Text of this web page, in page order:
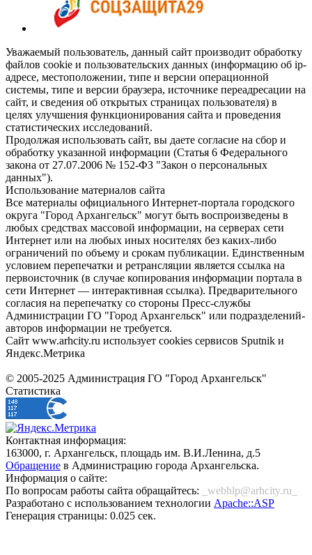
Уважаемый пользователь, данный сайт производит обработку
файлов cookie и пользовательских данных (информацию об ip-
адресе, местоположении, типе и версии операционной
системы, типе и версии браузера, источнике переадресации на
сайт, и сведения об открытых страницах пользователя) в
целях улучшения функционирования сайта и проведения
статистических исследований.
Продолжая использовать сайт, вы даете согласие на сбор и
обработку указанной информации (Статья 6 Федерального
закона от 27.07.2006 № 152-ФЗ "Закон о персональных
данных").
Использование материалов сайта
Все материалы официального Интернет-портала городского
округа "Город Архангельск" могут быть воспроизведены в
любых средствах массовой информации, на серверах сети
Интернет или на любых иных носителях без каких-либо
ограничений по объему и срокам публикации. Единственным
условием перепечатки и ретрансляции является ссылка на
первоисточник (в случае копирования информации портала в
сети Интернет — интерактивная ссылка). Предварительного
согласия на перепечатку со стороны Пресс-службы
Администрации ГО "Город Архангельск" или подразделений-
авторов информации не требуется.
Сайт www.arhcity.ru использует cookies сервисов Sputnik и
Яндекс.Метрика
© 2005-2025 Администрация ГО "Город Архангельск"
Статистика
Контактная информация:
163000, г. Архангельск, площадь им. В.И.Ленина, д.5
Обращение в Администрацию города Архангельска.
Информация о сайте:
По вопросам работы сайта обращайтесь:
_webhlp@arhcity.ru_
Разработано с использованием технологии Apache::ASP
Генерация страницы: 0.025 сек.